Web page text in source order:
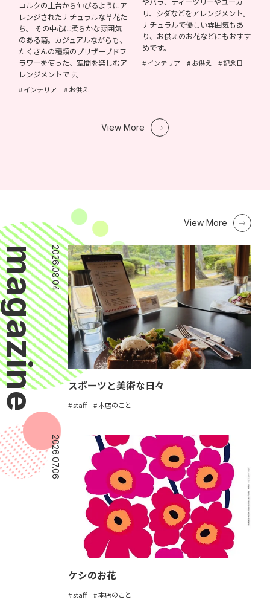
コルクの土台から伸びるようにア
レンジされたナチュラルな草花た
ち。 その中心に柔らかな雰囲気
のある菊。カジュアルながらも、
たくさんの種類のプリザーブドフ
ラワーを使った、空間を楽しむア
レンジメントです。
インテリア お供え
リ、シダなどをアレンジメント。
ナチュラルで優しい雰囲気もあ
り、お供えのお花などにもおすす
めです。
インテリア お供え 記念日
View More
2026.08.04
スポーツと美術な日々
staff 本店のこと
2026.07.06
ケシのお花
staff 本店のこと
View More